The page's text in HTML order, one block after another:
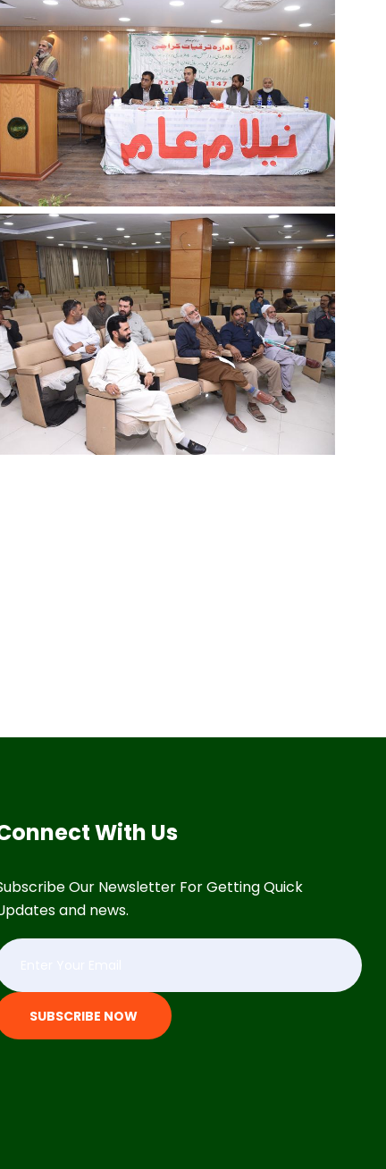
With Us
Our Newsletter For Getting Quick
and news.
SUBSCRIBE NOW